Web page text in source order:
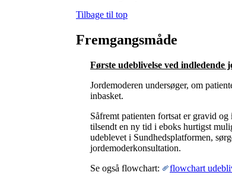
Tilbage til top
Fremgangsmåde
Første udeblivelse ved indledende
Jordemoderen undersøger, om
inbasket.
Såfremt patienten fortsat er gravid
tilsendt en ny tid i eboks hurtigst
udeblevet i Sundhedsplatformen,
jordemoderkonsultation.
Se også flowchart:
flowchart